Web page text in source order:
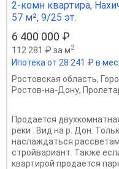
2-комн квартира,
57 м², 9/25 эт.
6 400 000 ₽
112 281 ₽ за м2
Ипотека от 28 241 ₽ в
Ростовская область,
Ростов-на-Дону,
Продается
реки . Вид на р. Дон.
наслаждаться
стройвариант. Также
квартирой продается